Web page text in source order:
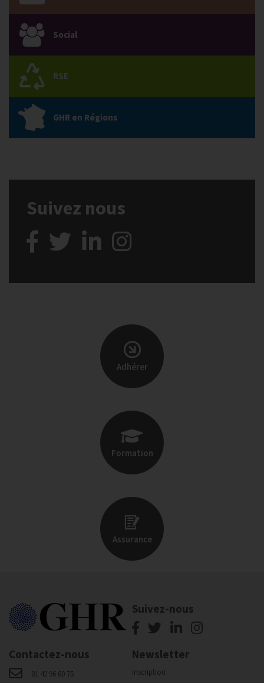
Social
RSE
GHR en Régions
Suivez nous
Adhérer
Formation
Assurance
Suivez-nous
Contactez-nous
01 42 96 60 75
Newsletter
Inscription